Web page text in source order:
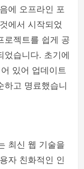
에 오프라인 포
에서 시작되었
로젝트를 쉽게 공
었습니다. 초기에
있어 업데이트
하고 명료했습니
최신 웹 기술을
자 친화적인 인